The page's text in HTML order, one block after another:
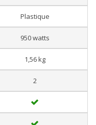
Plastique
950 watts
1,56 kg
2